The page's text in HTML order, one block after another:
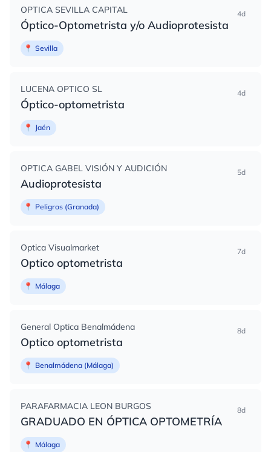
OPTICA SEVILLA CAPITAL
Óptico-Optometrista y/o Audioprotesista
4d
📍 Sevilla
LUCENA OPTICO SL
Óptico-optometrista
4d
📍 Jaén
OPTICA GABEL VISIÓN Y AUDICIÓN
Audioprotesista
5d
📍 Peligros (Granada)
Optica Visualmarket
Optico optometrista
7d
📍 Málaga
General Optica Benalmádena
Optico optometrista
8d
📍 Benalmádena (Málaga)
PARAFARMACIA LEON BURGOS
GRADUADO EN ÓPTICA OPTOMETRÍA
8d
📍 Málaga